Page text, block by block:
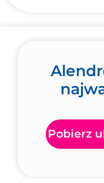
Pobierz